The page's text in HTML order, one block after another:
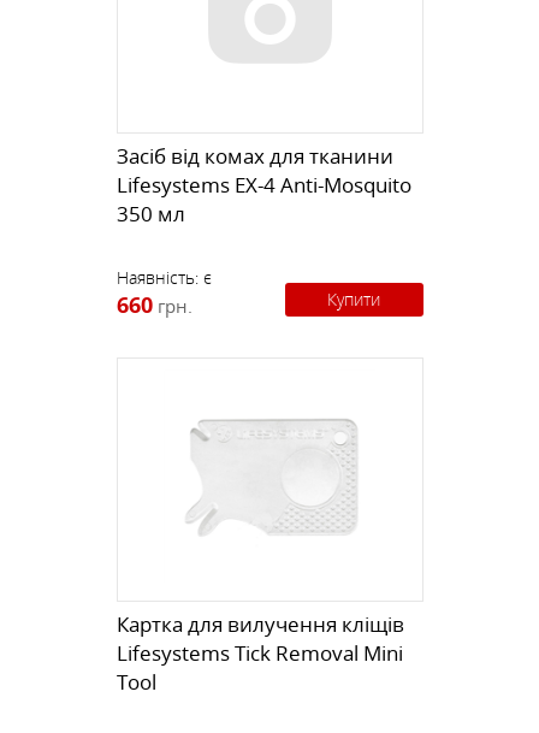
Засіб від комах для тканини
Lifesystems EX-4 Anti-Mosquito
350 мл
Наявність: є
660 грн. Купити
Картка для вилучення кліщів
Lifesystems Tick Removal Mini
Tool